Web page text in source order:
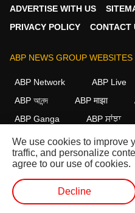
ADVERTISE WITH US
PRIVACY POLICY
CONTACT
ABP NEWS GROUP WEBSITES
ABP Network ABP Live
ABP আনন্দ
ABP माझा
ABP Ganga
ABP ਸਾਂਝਾ
FOLLOW US
This website follows the DNPA
All rights reserved.
We use cookies to improve
traffic, and personalize
agree to our use of cookies.
Decline